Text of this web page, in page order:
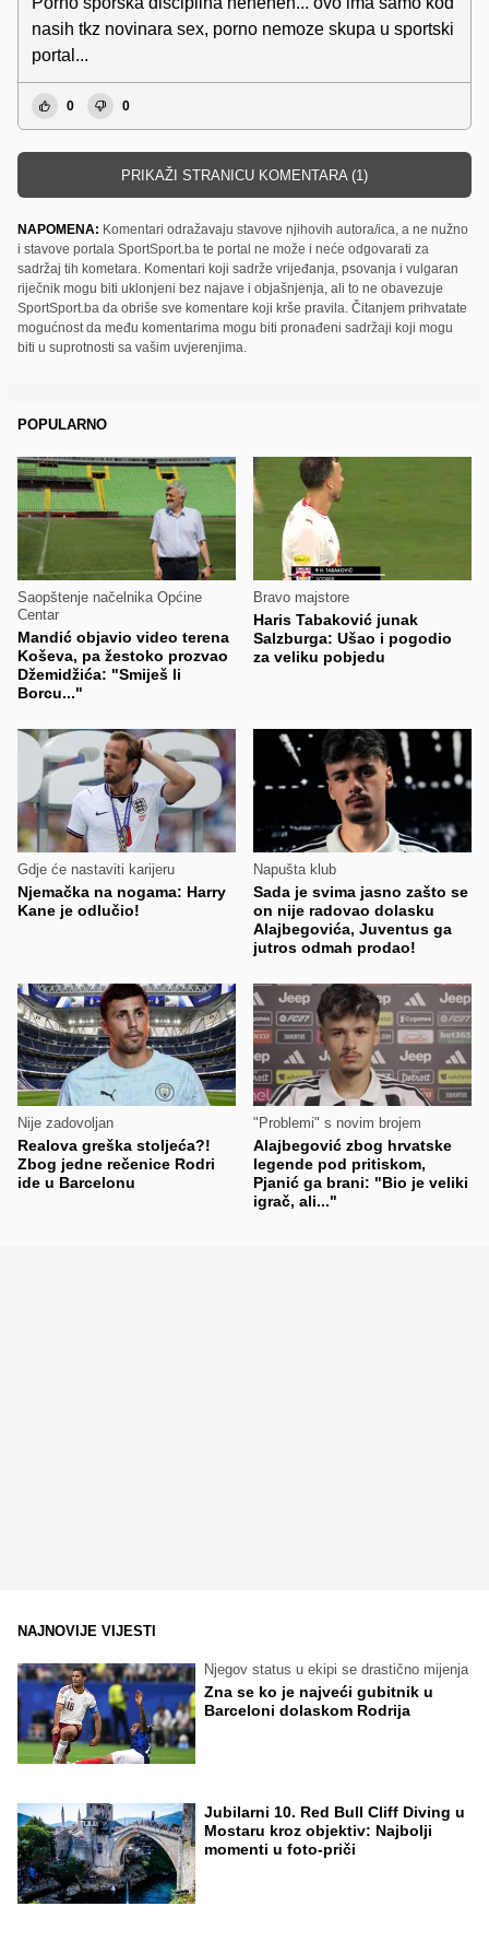
nasih tkz novinara sex, porno nemoze skupa u sportski
portal...
0 0
PRIKAŽI STRANICU KOMENTARA (1)
NAPOMENA: Komentari odražavaju stavove njihovih autora/ica, a ne nužno
i stavove portala SportSport.ba te portal ne može i neće odgovarati za
sadržaj tih kometara. Komentari koji sadrže vrijeđanja, psovanja i vulgaran
riječnik mogu biti uklonjeni bez najave i objašnjenja, ali to ne obavezuje
SportSport.ba da obriše sve komentare koji krše pravila. Čitanjem prihvatate
mogućnost da među komentarima mogu biti pronađeni sadržaji koji mogu
biti u suprotnosti sa vašim uvjerenjima.
POPULARNO
Saopštenje načelnika Općine
Centar
Mandić objavio video terena
Koševa, pa žestoko prozvao
Džemidžića: "Smiješ li
Borcu..."
Bravo majstore
Haris Tabaković junak
Salzburga: Ušao i pogodio
za veliku pobjedu
Gdje će nastaviti karijeru
Njemačka na nogama: Harry
Kane je odlučio!
Napušta klub
Sada je svima jasno zašto se
on nije radovao dolasku
Alajbegovića, Juventus ga
jutros odmah prodao!
Nije zadovoljan
Realova greška stoljeća?!
Zbog jedne rečenice Rodri
ide u Barcelonu
"Problemi" s novim brojem
Alajbegović zbog hrvatske
legende pod pritiskom,
Pjanić ga brani: "Bio je veliki
igrač, ali..."
NAJNOVIJE VIJESTI
Njegov status u ekipi se drastično mijenja
Zna se ko je najveći gubitnik u
Barceloni dolaskom Rodrija
Jubilarni 10. Red Bull Cliff Diving u
Mostaru kroz objektiv: Najbolji
momenti u foto-priči